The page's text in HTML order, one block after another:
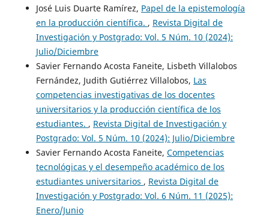
José Luis Duarte Ramírez, Papel de la epistemología
en la producción científica. , Revista Digital de
Investigación y Postgrado: Vol. 5 Núm. 10 (2024):
Julio/Diciembre
Savier Fernando Acosta Faneite, Lisbeth Villalobos
Fernández, Judith Gutiérrez Villalobos, Las
competencias investigativas de los docentes
universitarios y la producción científica de los
estudiantes. , Revista Digital de Investigación y
Postgrado: Vol. 5 Núm. 10 (2024): Julio/Diciembre
Savier Fernando Acosta Faneite, Competencias
tecnológicas y el desempeño académico de los
estudiantes universitarios , Revista Digital de
Investigación y Postgrado: Vol. 6 Núm. 11 (2025):
Enero/Junio